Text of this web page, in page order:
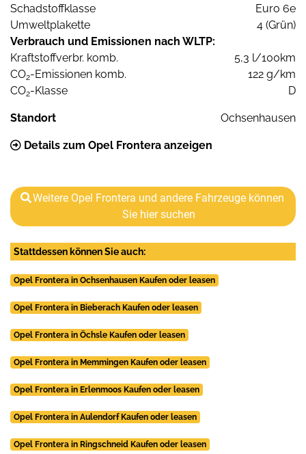
Schadstoffklasse
Euro 6e
Umweltplakette
4 (Grün)
Verbrauch und Emissionen nach WLTP:
Kraftstoffverbr. komb.
5,3 l/100km
CO2-Emissionen komb.
122 g/km
CO2-Klasse D
Standort Ochsenhausen
Details zum Opel Frontera anzeigen
Weitere Opel Frontera und andere Fahrzeuge können
Sie hier suchen
Stattdessen können Sie auch:
Opel Frontera in Ochsenhausen Kaufen oder leasen
Opel Frontera in Bieberach Kaufen oder leasen
Opel Frontera in Öchsle Kaufen oder leasen
Opel Frontera in Memmingen Kaufen oder leasen
Opel Frontera in Erlenmoos Kaufen oder leasen
Opel Frontera in Aulendorf Kaufen oder leasen
Opel Frontera in Ringschneid Kaufen oder leasen